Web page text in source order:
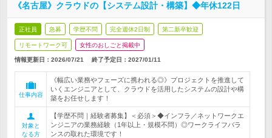
《名古屋》クラウドの【システム設計・構築】◆年休122日
正社員 急募 学歴不問 完全週休2日制 第二新卒歓迎
リモートワーク可 女性のおしごと掲載中
情報更新日：2026/07/21 終了予定日： 2027/01/11
仕事内容
《幅広い業務やフェーズに携われる◎》プロジェクトを推進して
いくエンジニアとして、クラウドを活用したシステムの設計や構
築をお任せします！
対象と
なる方
【学歴不問｜経験者募集】＜必須＞◆インフラ／ネットワークエ
ンジニアの業務経験（1年以上・規模不問）◎ワークライフバラ
ンスの取れた環境です！